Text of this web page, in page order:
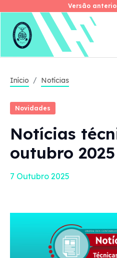
Versão
Versão
Início Notícias
Novidades
Notícias
outubro 2025
7 Outubro 2025